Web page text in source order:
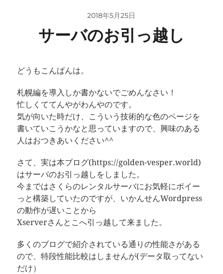
2018年5月25日
サーバのお引っ越し
どうもこんばんは。
札幌編を導入しか書かないでごめんなさい！
忙しくててんやがわんやのです。
気が向いた時だけ、こういう技術的な色のページを
書いていこうかなと思っていますので、興味のある
人はおつきあいください^^
さて、実は本ブログ(https://golden-vesper.world)
はサーバのお引っ越しをしました。
今まではさくらのレンタルサーバにお気軽にポイー
っと構築していたのですが、いかんせんWordpress
の動作が遅いことから
Xserverさんとこへ引っ越して来ました。
多くのブログで紹介されている通りの性能さがある
ので、特段性能比較はしませんが(データ取ってない
だけ）